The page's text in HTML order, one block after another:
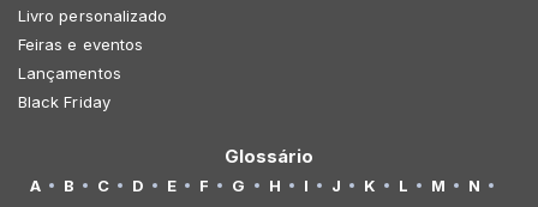
Livro personalizado
Feiras e eventos
Lançamentos
Black Friday
Glossário
A B C D E F G H I J K L M
N